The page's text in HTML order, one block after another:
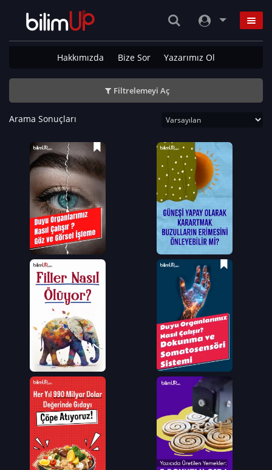
Hakkımızda Bize Sor Yazarımız Ol
Filtrelemeyi Aç
Arama Sonuçları